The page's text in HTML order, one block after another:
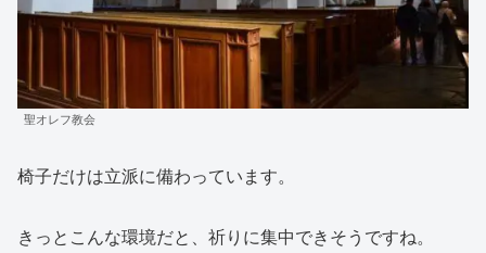
聖オレフ教会
椅子だけは立派に備わっています。
きっとこんな環境だと、祈りに集中できそうですね。